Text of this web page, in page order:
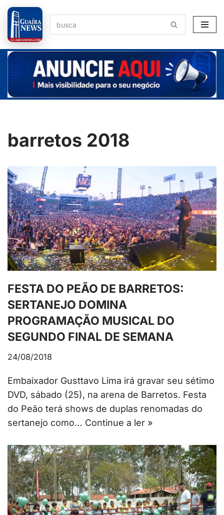
Pular
para
o
conteúdo
barretos 2018
FESTA DO PEÃO DE BARRETOS:
SERTANEJO DOMINA
PROGRAMAÇÃO MUSICAL DO
SEGUNDO FINAL DE SEMANA
24/08/2018
Embaixador Gusttavo Lima irá gravar seu sétimo
DVD, sábado (25), na arena de Barretos. Festa
do Peão terá shows de duplas renomadas do
sertanejo como… Continue a ler »